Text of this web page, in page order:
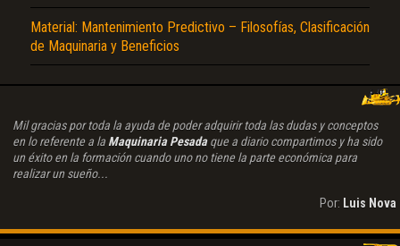
Material: Mantenimiento Predictivo – Filosofías, Clasificación
de Maquinaria y Beneficios
Mil gracias por toda la ayuda de poder adquirir toda las dudas y conceptos
en lo referente a la Maquinaria Pesadaque a diario compartimos y ha sido
un éxito en la formación cuando uno no tiene la parte económica para
realizar un sueño...
Por: Luis Nova